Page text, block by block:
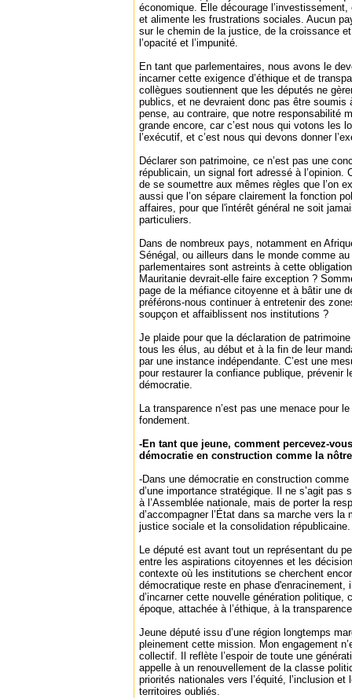
économique. Elle décourage
et alimente les frustrations sociales. Aucun
sur le chemin de la justice, de la croissance
l’opacité et l’impunité.
En tant que parlementaires, nous avons le
incarner cette exigence d’éthique et de
collègues soutiennent que les députés ne
publics, et ne devraient donc pas être soumis
pense, au contraire, que notre responsabilité
grande encore, car c’est nous qui votons les
l’exécutif, et c’est nous qui devons donner
Déclarer son patrimoine, ce n’est pas une
républicain, un signal fort adressé à l’opinion.
de se soumettre aux mêmes règles que l’on
aussi que l’on sépare clairement la fonction
affaires, pour que l'intérêt général ne soit
particuliers.
Dans de nombreux pays, notamment en
Sénégal, ou ailleurs dans le monde comme
parlementaires sont astreints à cette
Mauritanie devrait-elle faire exception ?
page de la méfiance citoyenne et à bâtir une
préférons-nous continuer à entretenir des
soupçon et affaiblissent nos institutions ?
Je plaide pour que la déclaration de
tous les élus, au début et à la fin de leur
par une instance indépendante. C’est une
pour restaurer la confiance publique, prévenir
démocratie.
La transparence n’est pas une menace pour
fondement.
-En tant que jeune, comment percevez-
démocratie en construction comme la
-Dans une démocratie en construction
d’une importance stratégique. Il ne s’agit pas
à l’Assemblée nationale, mais de porter la
d’accompagner l’État dans sa marche vers la
justice sociale et la consolidation républicaine.
Le député est avant tout un représentant du
entre les aspirations citoyennes et les
contexte où les institutions se cherchent
démocratique reste en phase d'enracinement,
d’incarner cette nouvelle génération politique,
époque, attachée à l’éthique, à la
Jeune député issu d’une région longtemps
pleinement cette mission. Mon engagement
collectif. Il reflète l’espoir de toute une
appelle à un renouvellement de la classe
priorités nationales vers l’équité, l’inclusion et
territoires oubliés.